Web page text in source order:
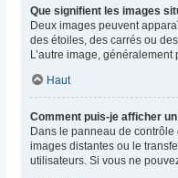
Que signifient les images
Deux images peuvent
des étoiles, des carrés ou
L’autre image,
Haut
Comment puis-je afficher
Dans le panneau de
images distantes ou le
utilisateurs. Si vous ne